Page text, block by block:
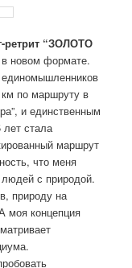
ретрит “ЗОЛОТО
в новом формате.
единомышленников
по маршруту в
и единственным
лет стала
маршрут
что меня
с природой.
природу на
моя концепция